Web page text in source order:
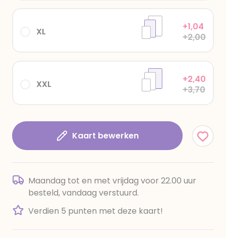
XXL
+2,40
+3,70
XL
+1,04
+2,00
Kaart bewerken
Maandag tot en met vrijdag voor 22.00 uur
besteld, vandaag verstuurd.
Verdien 5 punten met deze kaart!